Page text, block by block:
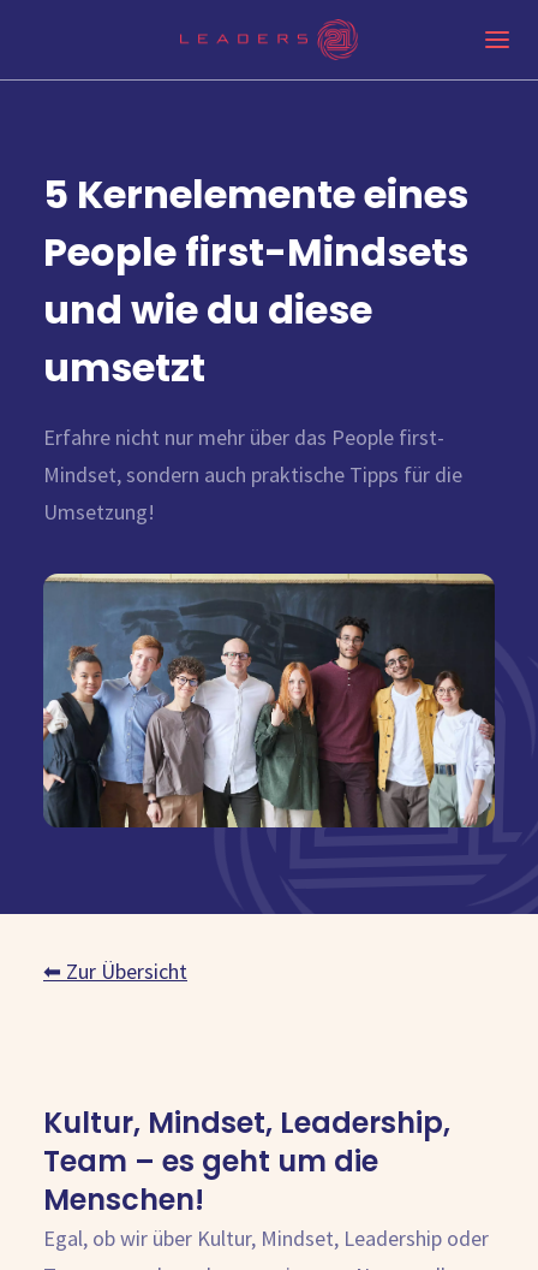
Kostenlose Beratung
5 Kernelemente eines
People first-Mindsets
und wie du diese
umsetzt
Erfahre nicht nur mehr über das People first-
Mindset, sondern auch praktische Tipps für die
Umsetzung!
⬅ Zur Übersicht
Kultur, Mindset, Leadership,
Team – es geht um die
Menschen!
Egal, ob wir über Kultur, Mindset, Leadership oder